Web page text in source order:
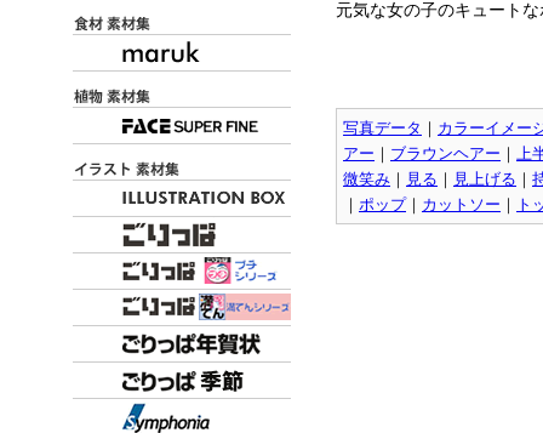
元気な女の子のキュート
写真データ ｜ カラーイメー
アー ｜ ブラウンヘアー ｜ 上
微笑み ｜ 見る ｜ 見上げる ｜
｜ ポップ｜ カットソー ｜ ト